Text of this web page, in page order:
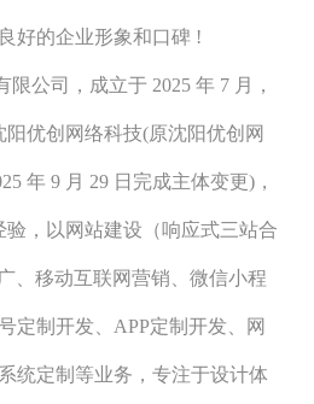
好的企业形象和口碑 !
公司，成立于 2025 年 7 月，
阳优创网络科技(原沈阳优创网
年 9 月 29 日完成主体变更)，
验，以网站建设（响应式三站合
、移动互联网营销、微信小程
定制开发、APP定制开发、网
统定制等业务，专注于设计体